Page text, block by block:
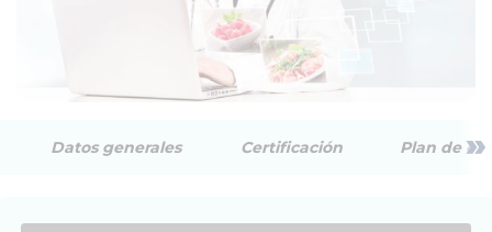
Datos generales Certificación Plan de »